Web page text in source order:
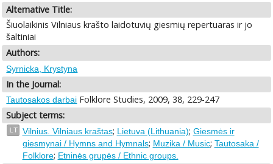
Alternative Title:
Šiuolaikinis Vilniaus krašto laidotuvių giesmių repertuaras ir jo
šaltiniai
Authors:
Syrnicka, Krystyna
In the Journal:
Tautosakos darbai Folklore Studies, 2009, 38, 229-247
Subject terms:
LT Vilnius. Vilniaus kraštas; Lietuva (Lithuania); Giesmės ir
giesmynai / Hymns and Hymnals; Muzika / Music; Tautosaka /
Folklore; Etninės grupės / Ethnic groups.